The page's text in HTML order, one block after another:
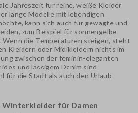
Jahreszeit für reine, weiße Kleider
lange Modelle mitlebendigen
kann sich auch für gewagte und
zum Beispiel für sonnengelbe
Wenn die Temperaturen steigen, steht
Kleidern oder Midikleidern nichts im
zwischen der feminin-eleganten
und lässigem Denim sind
für die Stadt als auch den Urlaub
Winterkleider für Damen